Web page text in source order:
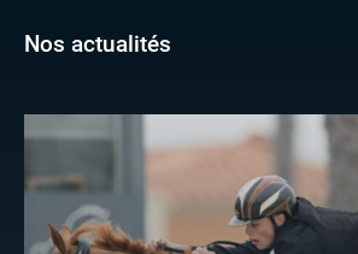
Nos actualités